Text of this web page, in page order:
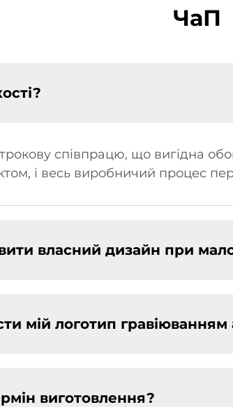
ЧаП
співпрацю, що вигідна
і весь виробничий процес
власний дизайн при
мій логотип
виготовлення?